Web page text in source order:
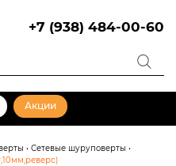
+7 (938) 484-00-60
Акции
• Сетевые шуруповерты •